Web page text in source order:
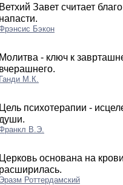
Ветхий Завет считает
напасти.
Бэкон
Молитва - ключ к
вчерашнего.
Ганди М.К.
Цель психотерапии -
души.
В.Э.
Церковь основана на
расширилась.
Эразм Роттердамский